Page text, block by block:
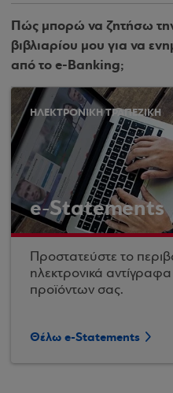
Πώς μπορώ να ζητήσω
βιβλιαρίου μου για να
από το e-Banking;
ΗΛΕΚΤΡΟΝΙΚΗ ΤΡΑΠΕΖΙΚΗ
e-Statements
Προστατεύστε το
ηλεκτρονικά αντίγραφα
προϊόντων σας.
Θέλω e-Statements